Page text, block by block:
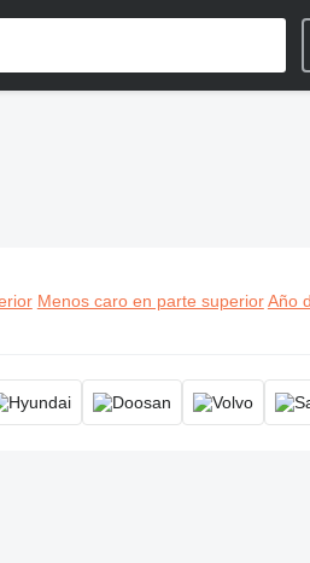
excavadora de orugas,
Menos caro en parte superior Año